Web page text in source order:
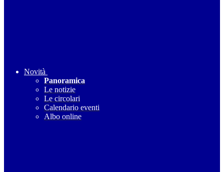
Novità
Panoramica
Le notizie
Le circolari
Calendario eventi
Albo online